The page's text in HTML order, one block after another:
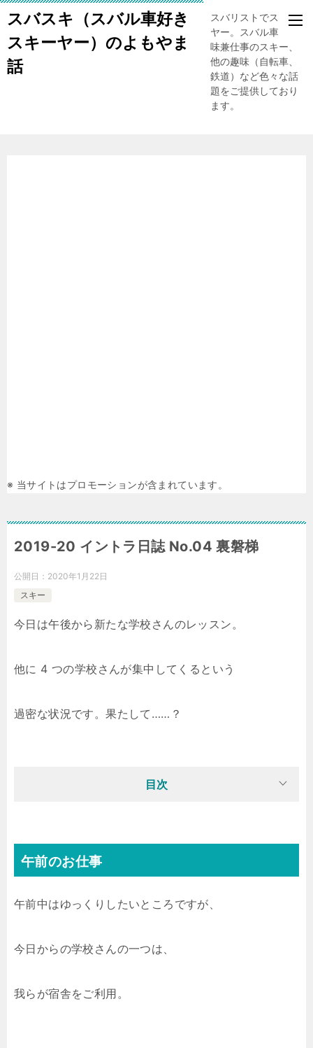
スバスキ（スバル車好き
スキーヤー）のよもやま
話
スバリストでスキー
ヤー。スバル車、趣
味兼仕事のスキー、
他の趣味（自転車、
鉄道）など色々な話
題をご提供しており
ます。
※ 当サイトはプロモーションが含まれています。
2019-20 イントラ日誌 No.04 裏磐梯
公開日： 2020年1月22日
スキー
今日は午後から新たな学校さんのレッスン。
他に 4 つの学校さんが集中してくるという
過密な状況です。果たして……？
目次
午前のお仕事
午前中はゆっくりしたいところですが、
今日からの学校さんの一つは、
我らが宿舎をご利用。